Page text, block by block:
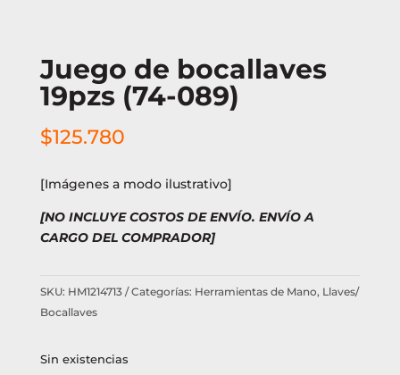
Juego de bocallaves
19pzs (74-089)
$125.780
[Imágenes a modo ilustrativo]
[NO INCLUYE COSTOS DE ENVÍO. ENVÍO A
CARGO DEL COMPRADOR]
SKU: HM1214713 Categorías: Herramientas de Mano, Llaves/
Bocallaves
Sin existencias